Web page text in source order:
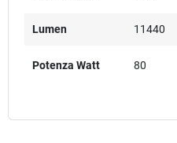
Lumen 11440
Potenza Watt 80